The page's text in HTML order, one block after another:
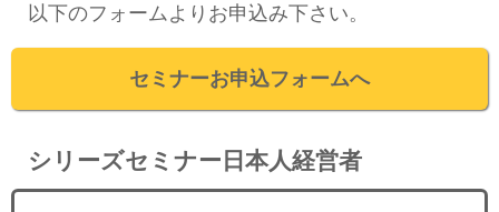
以下のフォームよりお申込み下さい。
セミナーお申込フォームへ
シリーズセミナー日本人経営者